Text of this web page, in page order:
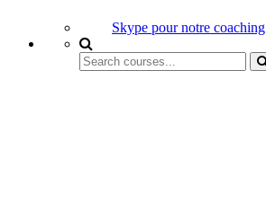
Skype pour notre coaching